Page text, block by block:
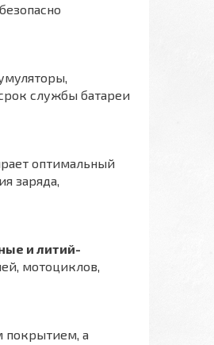
службы батареи
оптимальный
заряда,
и литий-
мотоциклов,
покрытием, а